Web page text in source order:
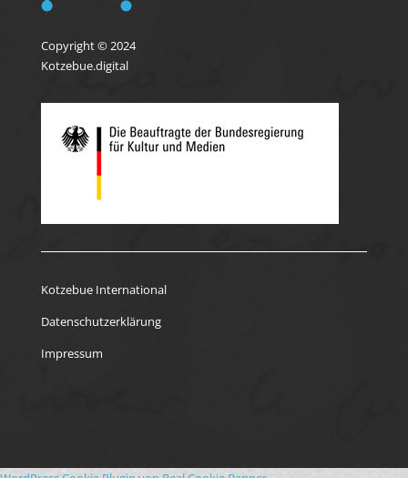
Copyright © 2024
Kotzebue.digital
Kotzebue International
Datenschutzerklärung
Impressum